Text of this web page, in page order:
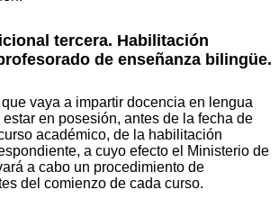
tercera. Habilitación
de enseñanza bilingüe.
vaya a impartir docencia en lengua
en posesión, antes de la fecha de
académico, de la habilitación
a cuyo efecto el Ministerio de
a cabo un procedimiento de
del comienzo de cada curso.